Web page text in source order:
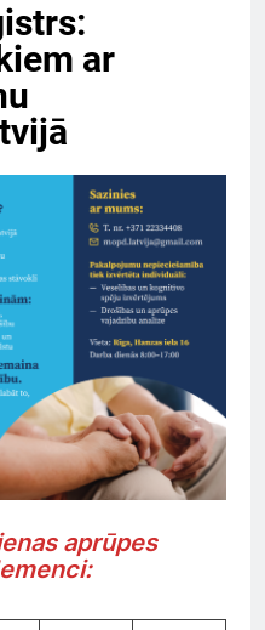
ar
aprūpes